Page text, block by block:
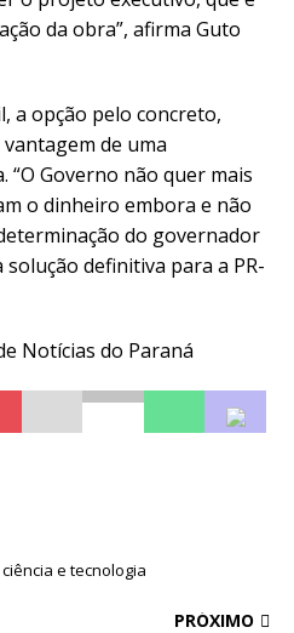
da obra”, afirma Guto
a opção pelo concreto,
de uma
“O Governo não quer mais
o dinheiro embora e não
do governador
definitiva para a PR-
Notícias do Paraná
e tecnologia
PRÓXIMO